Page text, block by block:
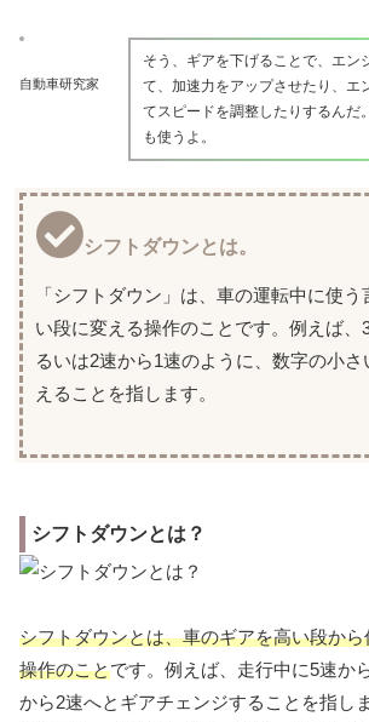
自動車研究家
そう、ギアを下げることで、エン
て、加速力をアップさせたり、エ
てスピードを調整したりするんだ
も使うよ。
シフトダウンとは。
「シフトダウン」は、車の運転中に使
い段に変える操作のことです。例えば、
るいは2速から1速のように、数字の小
えることを指します。
シフトダウンとは？
シフトダウンとは、車のギアを高い段か
操作のことです。例えば、走行中に5速か
から2速へとギアチェンジすることを指し